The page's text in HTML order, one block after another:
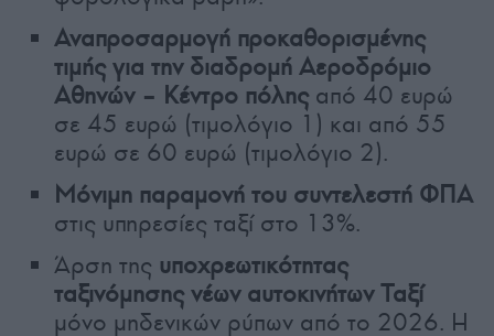
Αναπροσαρμογή προκαθορισμένης
τιμής για την διαδρομή Αεροδρόμιο
Αθηνών – Κέντρο πόλης από 40 ευρώ
σε 45 ευρώ (τιμολόγιο 1) και από 55
ευρώ σε 60 ευρώ (τιμολόγιο 2).
Μόνιμη παραμονή του συντελεστή ΦΠΑ
στις υπηρεσίες ταξί στο 13%.
Άρση της υποχρεωτικότητας
ταξινόμησης νέων αυτοκινήτων Ταξί
μόνο μηδενικών ρύπων από το 2026. Η